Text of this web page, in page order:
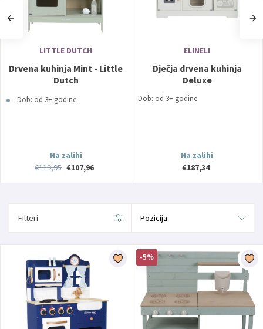
LITTLE DUTCH
Drvena kuhinja Mint - Little
Dutch
Dob: od 3+ godine
Na zalihi
€119,95 €107,96
ELINELI
Dječja drvena kuhinja
Deluxe
Dob: od 3+ godine
Na zalihi
€187,34
Filteri
-5%